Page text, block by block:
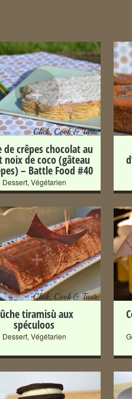
+
de crêpes chocolat au
noix de coco (gâteau
– Battle Food #40
Dessert, Végétarien
+
tiramisù aux
spéculoos
Dessert, Végétarien